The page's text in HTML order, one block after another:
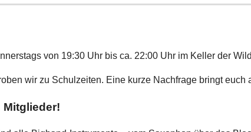
von 19:30 Uhr bis ca. 22:00 Uhr im Keller der
wir zu Schulzeiten. Eine kurze Nachfrage bringt euch
Mitglieder!